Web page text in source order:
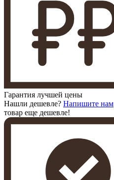
Гарантия лучшей цены
Нашли дешевле? Напишите нам
товар еще дешевле!